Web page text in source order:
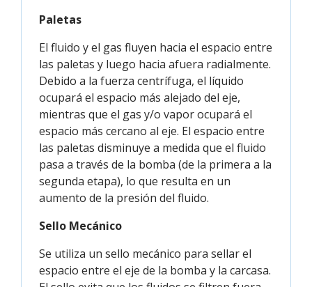
Paletas
El fluido y el gas fluyen hacia el espacio entre
las paletas y luego hacia afuera radialmente.
Debido a la fuerza centrífuga, el líquido
ocupará el espacio más alejado del eje,
mientras que el gas y/o vapor ocupará el
espacio más cercano al eje. El espacio entre
las paletas disminuye a medida que el fluido
pasa a través de la bomba (de la primera a la
segunda etapa), lo que resulta en un
aumento de la presión del fluido.
Sello Mecánico
Se utiliza un sello mecánico para sellar el
espacio entre el eje de la bomba y la carcasa.